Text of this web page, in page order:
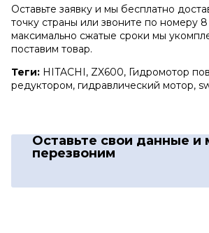
Оставьте заявку и мы бесплатно
точку страны или звоните по номеру
максимально сжатые сроки мы
поставим товар.
Теги: HITACHI, ZX600, Гидромотор
редуктором, гидравлический мотор,
Оставьте свои данные и
перезвоним